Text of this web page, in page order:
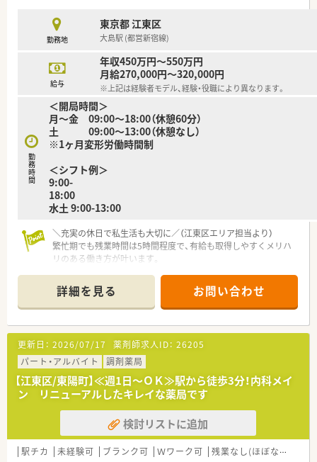
の希望に合わせた働き方が可能です。
■エリア内にサポート専門の薬剤師が複数名在籍しており、急な
休暇にも対応しやすい体制です。
【こんな方にオススメ】
■多科目の処方箋に触れ、薬剤師としての対応力を総合的に高め
ていきたい方におすすめです。
■年間休日が多く残業も少ないため、プライベートの時間もしっ
かりと確保したい方に最適です。
■大手グループの安定した基盤と充実した福利厚生のもとで、安
心して長く働きたい方です。
勤務地
東京都 江東区
大島駅 (都営新宿線)
給与
年収450万円～550万円
月給270,000円～320,000円
※上記は経験者モデル、経験・役職により異なります。
勤
務
時
間
＜開局時間＞
月～金 09:00～18:00（休憩60分）
土 09:00～13:00（休憩なし）
※1ヶ月変形労働時間制
＜シフト
9:00-
水土 9:00-13:00
＼充実の休日で私生活も大切に／（江東区エリア担当より）
繁忙期でも残業時間は5時間程度で、有給も取得しやすくメリハ
リのある働き方が叶います。
【店舗情報と応需状況について】
■都営新宿線「大島駅」から徒歩2分という駅チカの好立地で、毎
日の通勤も非常に便利です。
■主に隣接する内科クリニックからの処方箋を応需しており、1
日の枚数は50～80枚です。
■常勤薬剤師3名体制で、外来のほか個人宅15件の在宅業務にも
取り組んでいます。
【勤務実態について】
■勤務時間は18時まで、月の平均残業時間は5時間と少なく、終
業後も充実させられます。
■週休2.5日の週と週休1.5日の週を組み合わせたシフト体制を
採用しています。
■有給休暇の平均取得日数は10日以上と高く、お休みが取りや
詳細を見る お問い合わせ
更新日： 2026/07/17 薬剤師求人ID： 26205
パート・アルバイト
調剤薬局
【江東区/東陽町】≪週1日～ＯＫ≫駅から徒歩3分！内科メイ
ン リニューアルしたキレイな薬局です
検討リストに追加
駅チカ 未経験可 ブランク可 Ｗワーク可 残業なし(ほぼなし含む)